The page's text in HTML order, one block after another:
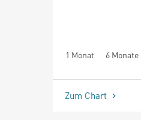
1 Monat 6 Monate
seit Beginn
Zum Chart